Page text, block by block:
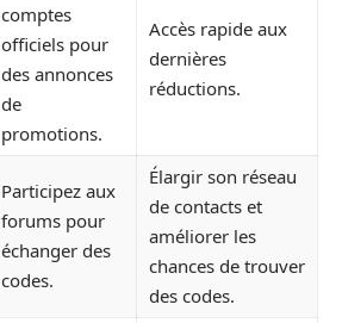
comptes
officiels pour
des annonces
de
promotions.
Accès rapide aux
dernières
réductions.
Participez aux
forums pour
échanger des
codes.
Élargir son réseau
de contacts et
améliorer les
chances de trouver
des codes.